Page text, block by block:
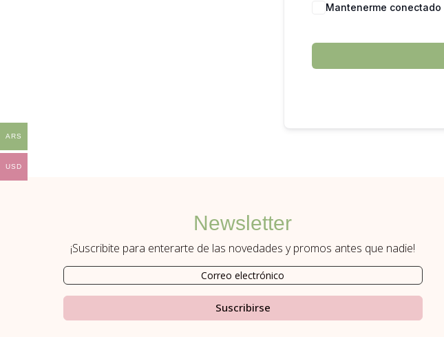
Mantenerme conectado
Newsletter
¡Suscribite para enterarte de las novedades y promos antes que nadie!
Suscribirse
ARS
USD